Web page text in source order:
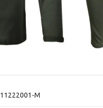
11222001-M